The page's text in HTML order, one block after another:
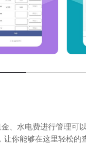
、水电费进行管理可
你能够在这里轻松的